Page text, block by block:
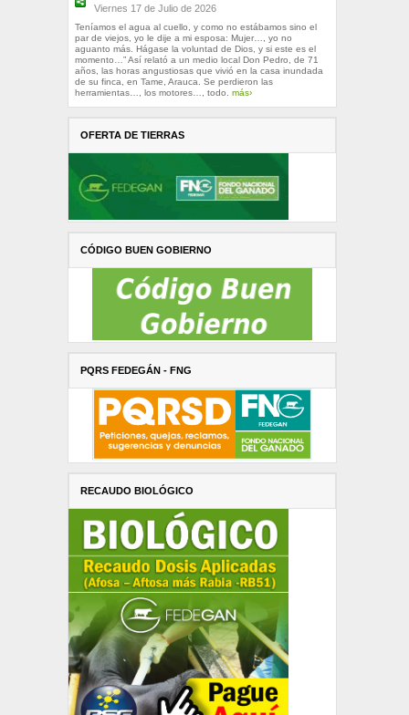
Viernes 17 de Julio de 2026
Teníamos el agua al cuello, y como no estábamos sino el
par de viejos, yo le dije a mi esposa: Mujer…, yo no
aguanto más. Hágase la voluntad de Dios, y si este es el
momento…” Así relató a un medio local Don Pedro, de 71
años, las horas angustiosas que vivió en la casa inundada
de su finca, en Tame, Arauca. Se perdieron las
herramientas…, los motores…, todo. más›
OFERTA DE TIERRAS
CÓDIGO BUEN GOBIERNO
PQRS FEDEGÁN - FNG
RECAUDO BIOLÓGICO